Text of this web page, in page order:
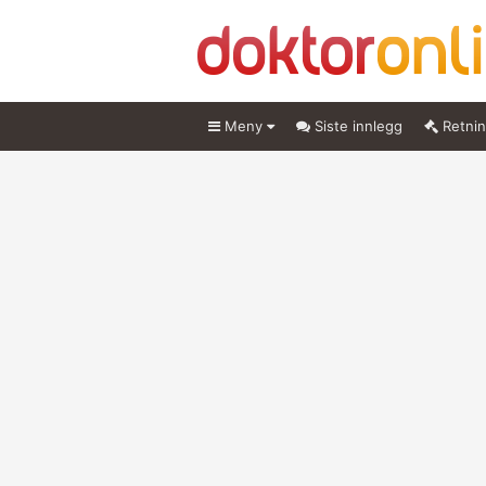
Meny Siste innlegg